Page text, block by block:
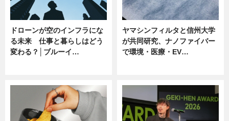
ドローンが空のインフラにな
る未来 仕事と暮らしはどう
変わる？│ブルーイ…
ヤマシンフィルタと信州大学
が共同研究、ナノファイバー
で環境・医療・EV…